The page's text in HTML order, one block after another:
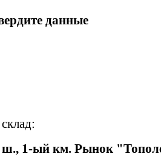
данные
ш., 1-ый км. Рынок